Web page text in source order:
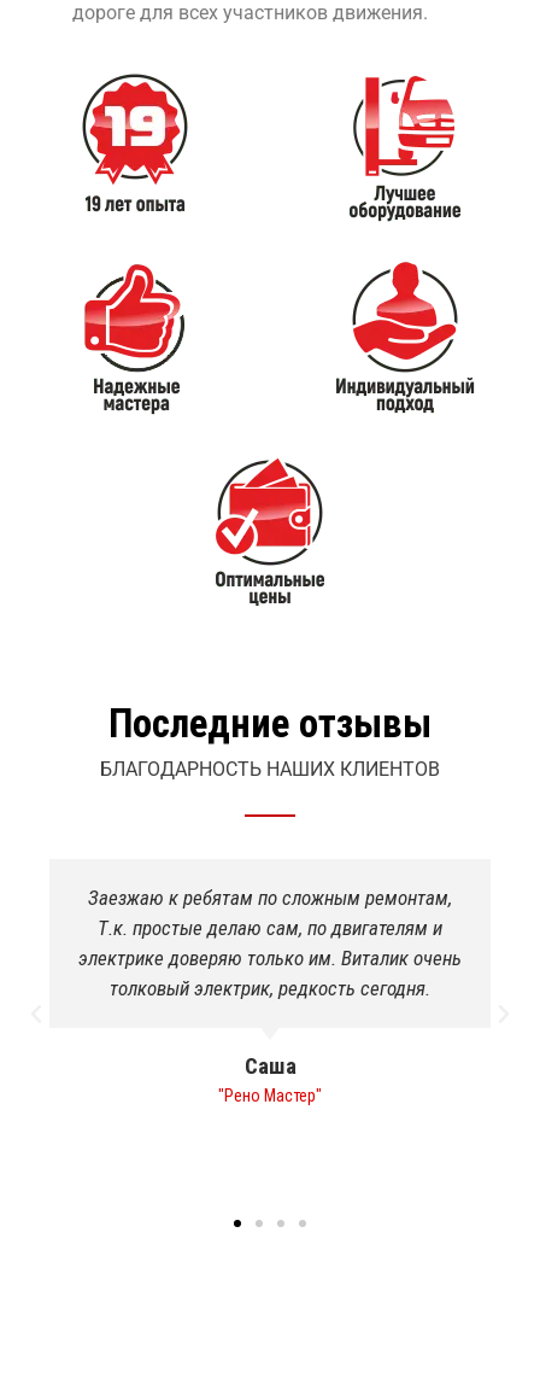
дороге для всех участников движения.
Последние отзывы
БЛАГОДАРНОСТЬ НАШИХ КЛИЕНТОВ
ремонтам,
и
очень
Якісно пофарбували спринтера.
потрібно було! Раніше ніколи
щоб шеф прийняв роботу з
Навіть в салоні був порядок,